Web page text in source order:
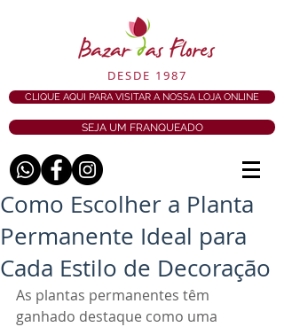
DESDE 1987
CLIQUE AQUI PARA VISITAR A NOSSA LOJA ONLINE
SEJA UM FRANQUEADO
Como Escolher a Planta
Permanente Ideal para
Cada Estilo de Decoração
As plantas permanentes têm
ganhado destaque como uma